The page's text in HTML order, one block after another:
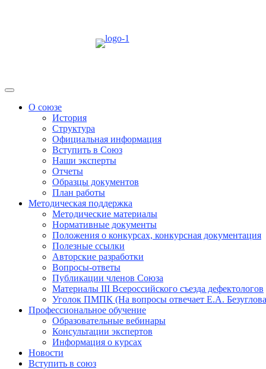
Menu
О союзе
История
Структура
Официальная информация
Вступить в Союз
Наши эксперты
Отчеты
Образцы документов
План работы
Методическая поддержка
Методические материалы
Нормативные документы
Положения о конкурсах, конкурсная документация
Полезные ссылки
Авторские разработки
Вопросы-ответы
Публикации членов Союза
Материалы III Всероссийского съезда дефектологов
Уголок ПМПК (На вопросы отвечает Е.А.
Профессиональное обучение
Образовательные вебинары
Консультации экспертов
Информация о курсах
Новости
Вступить в союз